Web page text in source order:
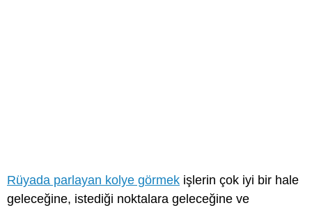
Rüyada parlayan kolye görmek işlerin çok iyi bir hale
geleceğine, istediği noktalara geleceğine ve